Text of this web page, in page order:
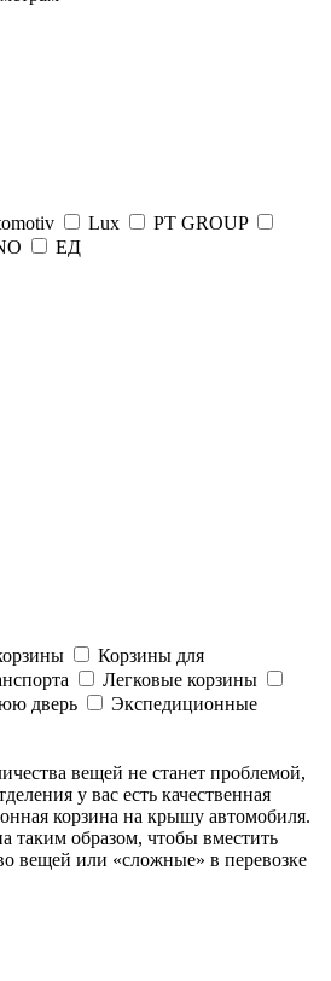
Lux
PT GROUP
ЕД
Корзины для
Легковые корзины
дверь
Экспедиционные
вещей не станет проблемой,
у вас есть качественная
корзина на крышу автомобиля.
таким образом, чтобы вместить
вещей или «сложные» в перевозке